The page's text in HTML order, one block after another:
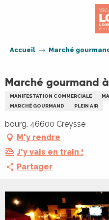
Accueil Marché
Marché gourmand à
MANIFESTATION COMMERCIALE
MARCHÉ GOURMAND
PLEIN AIR
bourg, 46600 Creysse
M'y rendre
J'y vais en train !
Partager